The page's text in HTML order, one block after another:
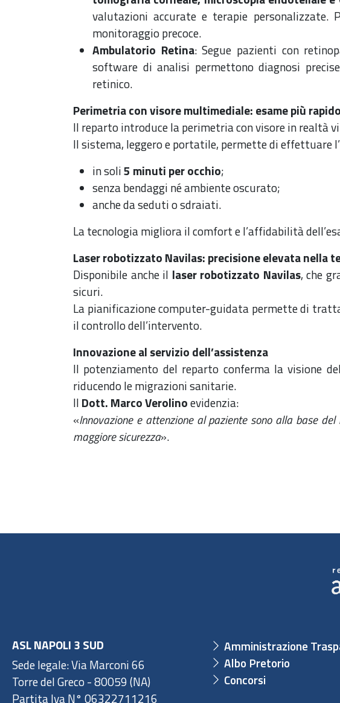
valutazioni accurate e terapie personalizzate.
monitoraggio precoce.
Ambulatorio Retina: Segue pazienti con
software di analisi permettono diagnosi
retinico.
Perimetria con visore multimediale: esame più
Il reparto introduce la perimetria con visore in realtà
Il sistema, leggero e portatile, permette di effettuare
in soli5 minuti per occhio;
senza bendaggi né ambiente oscurato;
anche da seduti o sdraiati.
La tecnologia migliora il comfort e l’affidabilità
Laser robotizzato Navilas: precisione elevata nella
Disponibile anche il laser robotizzato Navilas, che
sicuri.
La pianificazione computer-guidata permette di
il controllo dell’intervento.
Innovazione al servizio dell’assistenza
Il potenziamento del reparto conferma la visione del
riducendo le migrazioni sanitarie.
Il Dott. Marco Verolinoevidenzia:
«Innovazione e attenzione al paziente sono alla base
maggiore sicurezza».
ASL NAPOLI 3 SUD
Sede legale: Via Marconi 66
Torre del Greco - 80059 (NA)
Partita Iva N° 06322711216
Amministrazione
Albo Pretorio
Concorsi